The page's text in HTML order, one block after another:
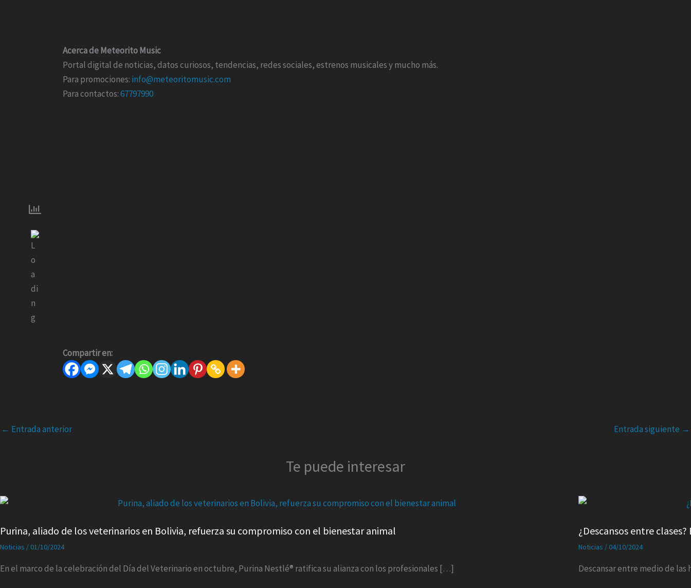
Acerca de Meteorito Music
Portal digital de noticias, datos curiosos, tendencias, redes sociales, estrenos musicales y mucho más.
Para promociones: info@meteoritomusic.com
Para contactos:67797990
Compartir en:
← Entrada anterior Entrada siguiente →
Te puede interesar
Purina, aliado de los veterinarios en Bolivia, refuerza su compromiso con el bienestar animal
Noticias / 01/10/2024
En el marco de la celebración del Día del Veterinario en octubre, Purina Nestlé® ratifica su alianza con los profesionales […]
¿Descansos entre
Noticias / 04/10/2024
Descansar entre medio de